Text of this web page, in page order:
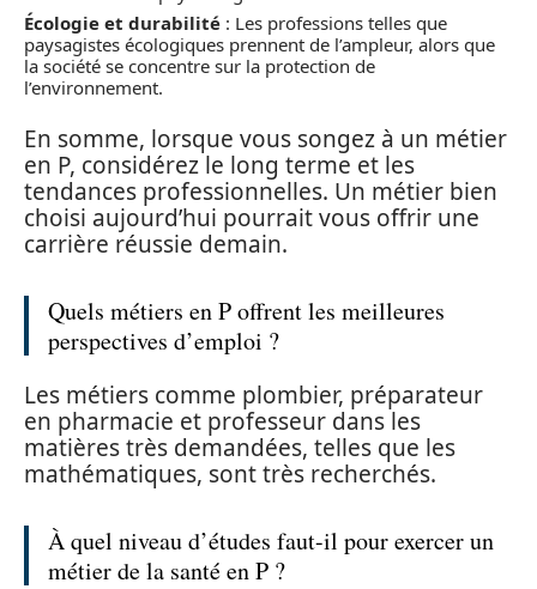
Écologie et durabilité : Les professions telles que
paysagistes écologiques prennent de l’ampleur, alors que
la société se concentre sur la protection de
l’environnement.
En somme, lorsque vous songez à un métier
en P, considérez le long terme et les
tendances professionnelles. Un métier bien
choisi aujourd’hui pourrait vous offrir une
carrière réussie demain.
Quels métiers en P offrent les meilleures
perspectives d’emploi ?
Les métiers comme plombier, préparateur
en pharmacie et professeur dans les
matières très demandées, telles que les
mathématiques, sont très recherchés.
À quel niveau d’études faut-il pour exercer un
métier de la santé en P ?